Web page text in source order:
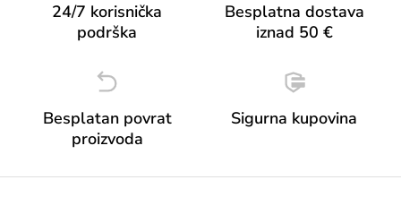
24/7 korisnička
podrška
Besplatna dostava
iznad 50 €
Besplatan povrat
proizvoda
Sigurna kupovina